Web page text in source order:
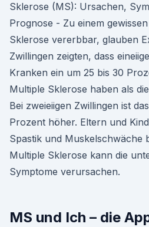
Sklerose (MS): Ursachen,
Prognose - Zu einem
Sklerose vererbbar, glauben
Zwillingen zeigten, dass
Kranken ein um 25 bis 30
Multiple Sklerose haben als
Bei zweieiigen Zwillingen ist
Prozent höher. Eltern und
Spastik und Muskelschwäche
Multiple Sklerose kann die
Symptome verursachen.
MS und Ich – die